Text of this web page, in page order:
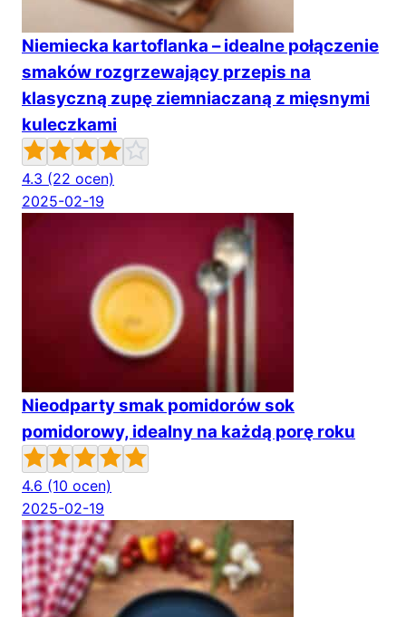
Niemiecka kartoflanka – idealne połączenie
smaków rozgrzewający przepis na
klasyczną zupę ziemniaczaną z mięsnymi
kuleczkami
4.3 (22 ocen)
2025-02-19
Nieodparty smak pomidorów sok
pomidorowy, idealny na każdą porę roku
4.6 (10 ocen)
2025-02-19